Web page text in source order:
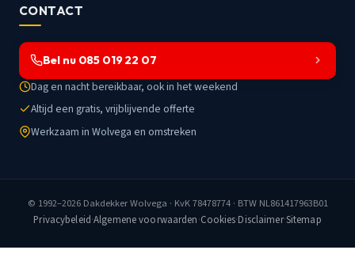
CONTACT
Bel nu 085 019 22 07
Dag en nacht bereikbaar, ook in het weekend
Altijd een gratis, vrijblijvende offerte
Werkzaam in Wolvega en omstreken
© 1992–2026 Dakdekker Wolvega · KvK 78478774 · BTW NL861417963B01
Privacybeleid·Algemene voorwaarden·Cookies·Disclaimer·Sitemap